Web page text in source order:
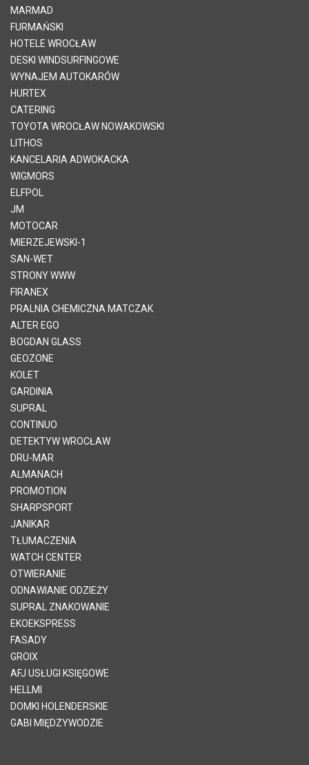
MARMAD
FURMAŃSKI
HOTELE WROCŁAW
DESKI WINDSURFINGOWE
WYNAJEM AUTOKARÓW
HURTEX
CATERING
TOYOTA WROCŁAW NOWAKOWSKI
LITHOS
KANCELARIA ADWOKACKA
WIGMORS
ELFPOL
JM
MOTOCAR
MIERZEJEWSKI-1
SAN-WET
STRONY WWW
FIRANEX
PRALNIA CHEMICZNA MATCZAK
ALTER EGO
BOGDAN GLASS
GEOZONE
KOLET
GARDINIA
SUPRAL
CONTINUO
DETEKTYW WROCŁAW
DRU-MAR
ALMANACH
PROMOTION
SHARPSPORT
JANIKAR
TŁUMACZENIA
WATCH CENTER
OTWIERANIE
ODNAWIANIE ODZIEŻY
SUPRAL ZNAKOWANIE
EKOEKSPRESS
FASADY
GROIX
AFJ USŁUGI KSIĘGOWE
HELLMI
DOMKI HOLENDERSKIE
GABI MIĘDZYWODZIE